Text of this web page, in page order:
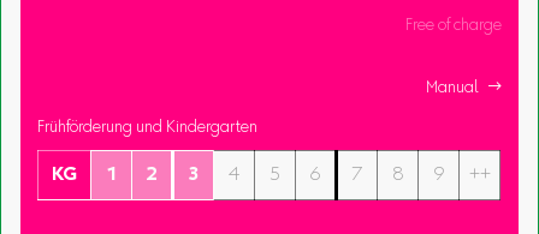
Free of charge
Manual 
Frühförderung und Kindergarten
KG 1 2 3 4 5 6 7 8 9 ++